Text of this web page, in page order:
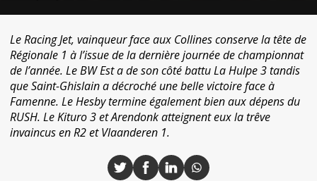
Le Racing Jet, vainqueur face aux Collines conserve la tête de
Régionale 1 à l’issue de la dernière journée de championnat
de l’année. Le BW Est a de son côté battu La Hulpe 3 tandis
que Saint-Ghislain a décroché une belle victoire face à
Famenne. Le Hesby termine également bien aux dépens du
RUSH. Le Kituro 3 et Arendonk atteignent eux la trêve
invaincus en R2 et Vlaanderen 1.